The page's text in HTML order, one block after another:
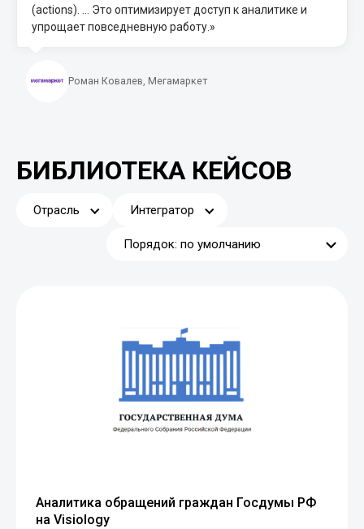
(actions). … Это оптимизирует доступ к аналитике и
упрощает повседневную работу.»
Роман Ковалев, Мегамаркет
БИБЛИОТЕКА КЕЙСОВ
Отрасль Интегратор
Порядок: по умолчанию
Аналитика обращений граждан Госдумы РФ
на Visiology